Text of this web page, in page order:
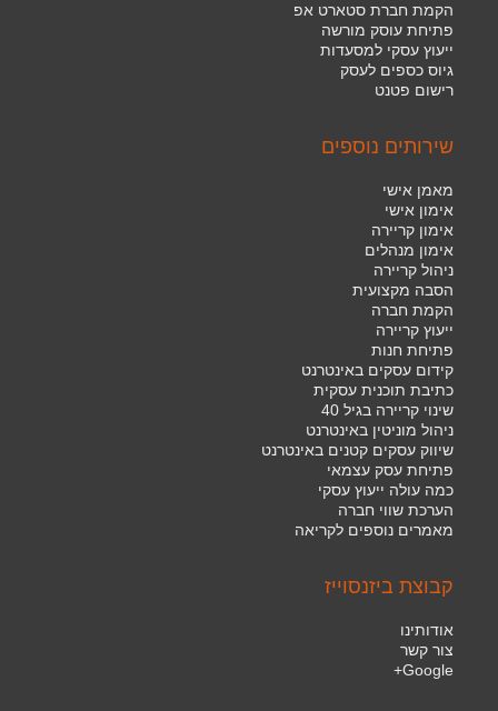
הקמת חברת סטארט אפ
פתיחת עוסק מורשה
ייעוץ עסקי למסעדות
גיוס כספים לעסק
רישום פטנט
שירותים נוספים
מאמן אישי
אימון אישי
אימון קריירה
אימון מנהלים
ניהול קריירה
הסבה מקצועית
הקמת חברה
ייעוץ קריירה
פתיחת חנות
קידום עסקים באינטרנט
כתיבת תוכנית עסקית
שינוי קריירה בגיל 40
ניהול מוניטין באינטרנט
שיווק עסקים קטנים באינטרנט
פתיחת עסק עצמאי
כמה עולה ייעוץ עסקי
הערכת שווי חברה
מאמרים נוספים לקריאה
קבוצת ביזנסוייז
אודותינו
צור קשר
Google+